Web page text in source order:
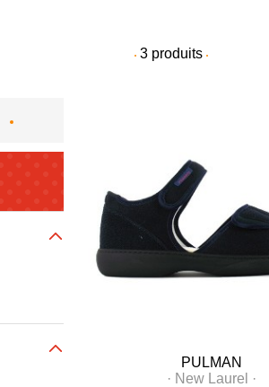
3 produits
PULMAN
· New Laurel ·